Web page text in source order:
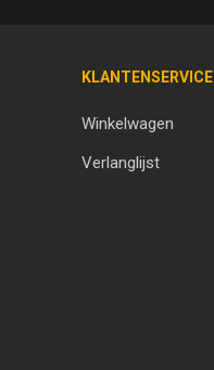
KLANTENSERVICE
Winkelwagen
Verlanglijst